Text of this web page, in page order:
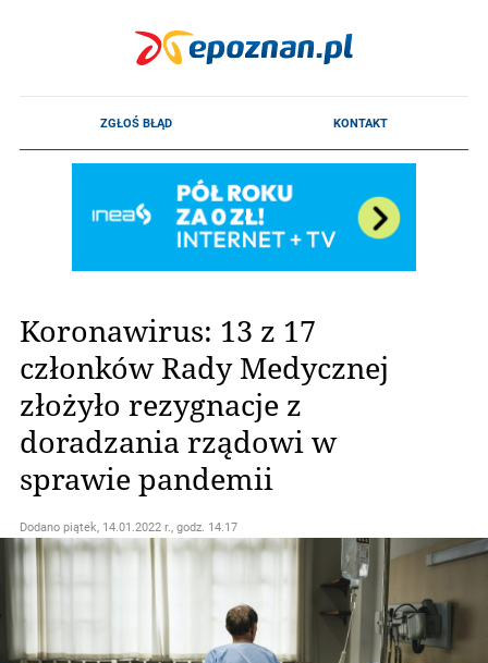
Koronawirus: 13 z 17
członków Rady Medycznej
złożyło rezygnacje z
doradzania rządowi w
sprawie pandemii
Dodano piątek, 14.01.2022 r., godz. 14.17